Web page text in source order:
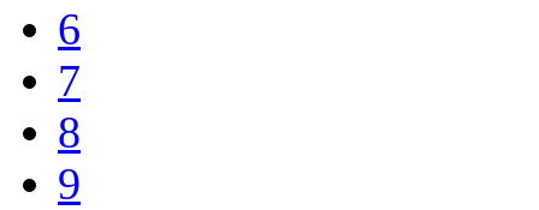
6
7
8
9